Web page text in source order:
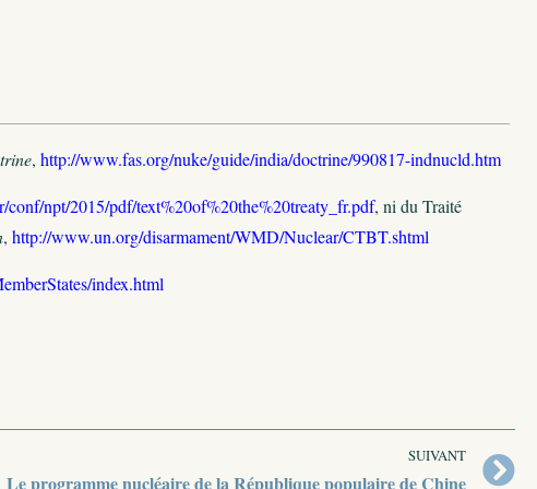
, http://www.fas.org/nuke/guide/india/doctrine/990817-indnucld.htm
npt/2015/pdf/text%20of%20the%20treaty_fr.pdf, ni du Traité
, http://www.un.org/disarmament/WMD/Nuclear/CTBT.shtml
index.html
SUIVANT
Le programme nucléaire de la République populaire de Chine